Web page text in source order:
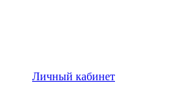
Личный кабинет